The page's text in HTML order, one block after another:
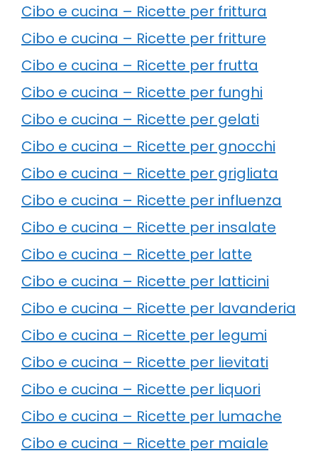
Cibo e cucina – Ricette per frittura
Cibo e cucina – Ricette per fritture
Cibo e cucina – Ricette per frutta
Cibo e cucina – Ricette per funghi
Cibo e cucina – Ricette per gelati
Cibo e cucina – Ricette per gnocchi
Cibo e cucina – Ricette per grigliata
Cibo e cucina – Ricette per influenza
Cibo e cucina – Ricette per insalate
Cibo e cucina – Ricette per latte
Cibo e cucina – Ricette per latticini
Cibo e cucina – Ricette per lavanderia
Cibo e cucina – Ricette per legumi
Cibo e cucina – Ricette per lievitati
Cibo e cucina – Ricette per liquori
Cibo e cucina – Ricette per lumache
Cibo e cucina – Ricette per maiale